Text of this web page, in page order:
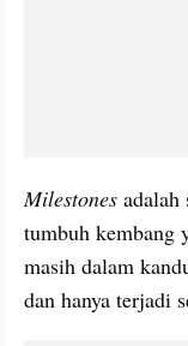
Milestones adalah
tumbuh kembang
masih dalam
dan hanya terjadi